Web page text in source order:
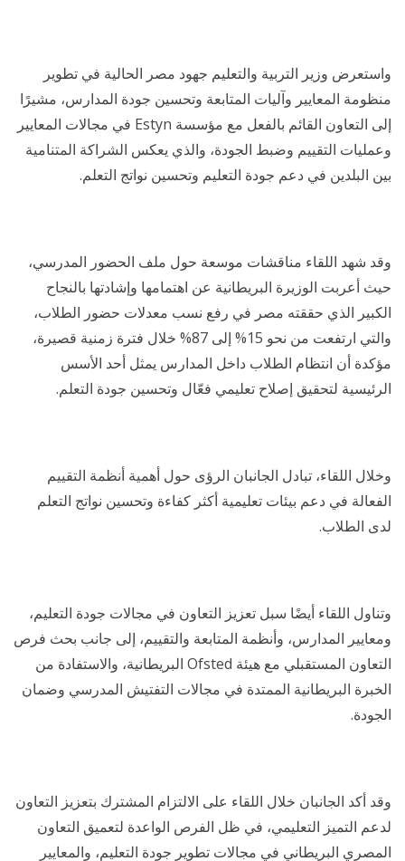
واستعرض وزير التربية والتعليم جهود مصر الحالية في تطوير
منظومة المعايير وآليات المتابعة وتحسين جودة المدارس، مشيرًا
إلى التعاون القائم بالفعل مع مؤسسة Estyn في مجالات المعايير
وعمليات التقييم وضبط الجودة، والذي يعكس الشراكة المتنامية
بين البلدين في دعم جودة التعليم وتحسين نواتج التعلم.
وقد شهد اللقاء مناقشات موسعة حول ملف الحضور المدرسي،
حيث أعربت الوزيرة البريطانية عن اهتمامها وإشادتها بالنجاح
الكبير الذي حققته مصر في رفع نسب معدلات حضور الطلاب،
والتي ارتفعت من نحو 15% إلى 87% خلال فترة زمنية قصيرة،
مؤكدة أن انتظام الطلاب داخل المدارس يمثل أحد الأسس
الرئيسية لتحقيق إصلاح تعليمي فعّال وتحسين جودة التعلم.
وخلال اللقاء، تبادل الجانبان الرؤى حول أهمية أنظمة التقييم
الفعالة في دعم بيئات تعليمية أكثر كفاءة وتحسين نواتج التعلم
لدى الطلاب.
وتناول اللقاء أيضًا سبل تعزيز التعاون في مجالات جودة التعليم،
ومعايير المدارس، وأنظمة المتابعة والتقييم، إلى جانب بحث فرص
التعاون المستقبلي مع هيئة Ofsted البريطانية، والاستفادة من
الخبرة البريطانية الممتدة في مجالات التفتيش المدرسي وضمان
الجودة.
وقد أكد الجانبان خلال اللقاء على الالتزام المشترك بتعزيز التعاون
لدعم التميز التعليمي، في ظل الفرص الواعدة لتعميق التعاون
المصري البريطاني في مجالات تطوير جودة التعليم، والمعايير